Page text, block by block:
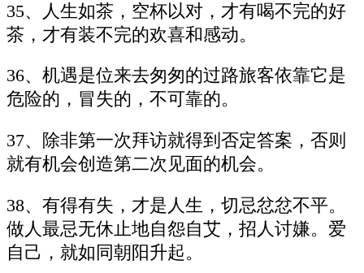
35、人生如茶，空杯以对，才有喝不完的好
茶，才有装不完的欢喜和感动。
36、机遇是位来去匆匆的过路旅客依靠它是
危险的，冒失的，不可靠的。
37、除非第一次拜访就得到否定答案，否则
就有机会创造第二次见面的机会。
38、有得有失，才是人生，切忌忿忿不平。
做人最忌无休止地自怨自艾，招人讨嫌。爱
自己，就如同朝阳升起。